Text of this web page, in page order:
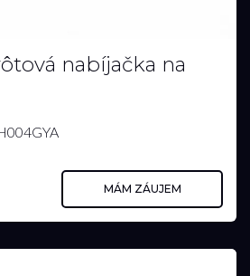
nabíjačka na
MÁM ZÁUJEM